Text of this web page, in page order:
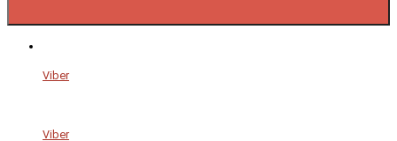
Viber
Viber